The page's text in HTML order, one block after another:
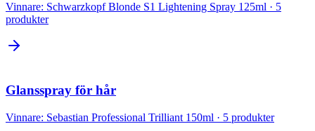
Vinnare: Schwarzkopf Blonde S1 Lightening Spray 125ml · 5
produkter
Glansspray för hår
Vinnare: Sebastian Professional Trilliant 150ml · 5 produkter